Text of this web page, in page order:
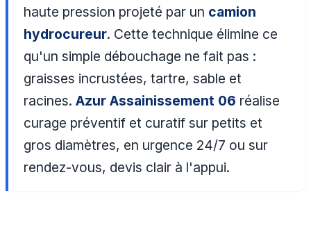
haute pression projeté par un camion
hydrocureur. Cette technique élimine ce
qu'un simple débouchage ne fait pas :
graisses incrustées, tartre, sable et
racines.Azur Assainissement 06 réalise
curage préventif et curatif sur petits et
gros diamètres, en urgence 24/7 ou sur
rendez-vous, devis clair à l'appui.